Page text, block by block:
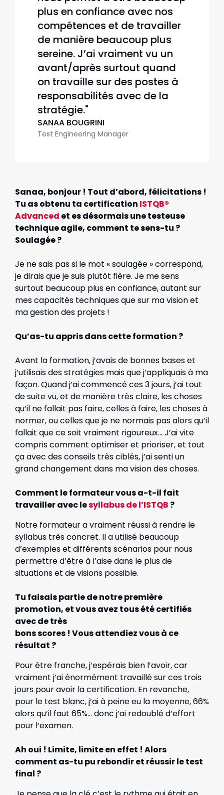
plus en confiance avec nos
compétences et de travailler
de manière beaucoup plus
sereine. J’ai vraiment vu un
avant/après surtout quand
on travaille sur des postes à
responsabilités avec de la
stratégie."
SANAA BOUGRINI
Test Engineering Manager
Sanaa, bonjour ! Tout d’abord, félicitations !
Tu as obtenu ta certification ISTQB®
Advanced et es désormais une testeuse
technique agile, comment te sens-tu ?
Soulagée ?
Je ne sais pas si le mot « soulagée » correspond,
je dirais que je suis plutôt fière. Je me sens
surtout beaucoup plus en confiance, autant sur
mes capacités techniques que sur ma vision et
ma gestion des projets !
Qu’as-tu appris dans cette formation ?
Avant la formation, j’avais de bonnes bases et
j’utilisais des stratégies mais que j’appliquais à ma
façon. Quand j’ai commencé ces 3 jours, j’ai tout
de suite vu, et de manière très claire, les choses
qu’il ne fallait pas faire, celles à faire, les choses à
normer, ou celles que je ne normais pas alors qu’il
fallait que ce soit vraiment rigoureux… J’ai vite
compris comment optimiser et prioriser, et tout
ça avec des conseils très ciblés, j’ai senti un
grand changement dans ma vision des choses.
Comment le formateur vous a-t-il fait
travailler avec lesyllabus de l’ISTQB ?
Notre formateur a vraiment réussi à rendre le
syllabus très concret. Il a utilisé beaucoup
d’exemples et différents scénarios pour nous
permettre d’être à l’aise dans le plus de
situations et de visions possible.
Tu faisais partie de notre première
promotion, et vous avez tous été certifiés
avec de très
bons scores ! Vous attendiez vous à ce
résultat ?
Pour être franche, j’espérais bien l’avoir, car
vraiment j’ai énormément travaillé sur ces trois
jours pour avoir la certification. En revanche,
pour le test blanc, j’ai à peine eu la moyenne, 66%
alors qu’il faut 65%… donc j’ai redoublé d’effort
pour l’examen.
Ah oui ! Limite, limite en effet ! Alors
comment as-tu pu rebondir et réussir le test
final ?